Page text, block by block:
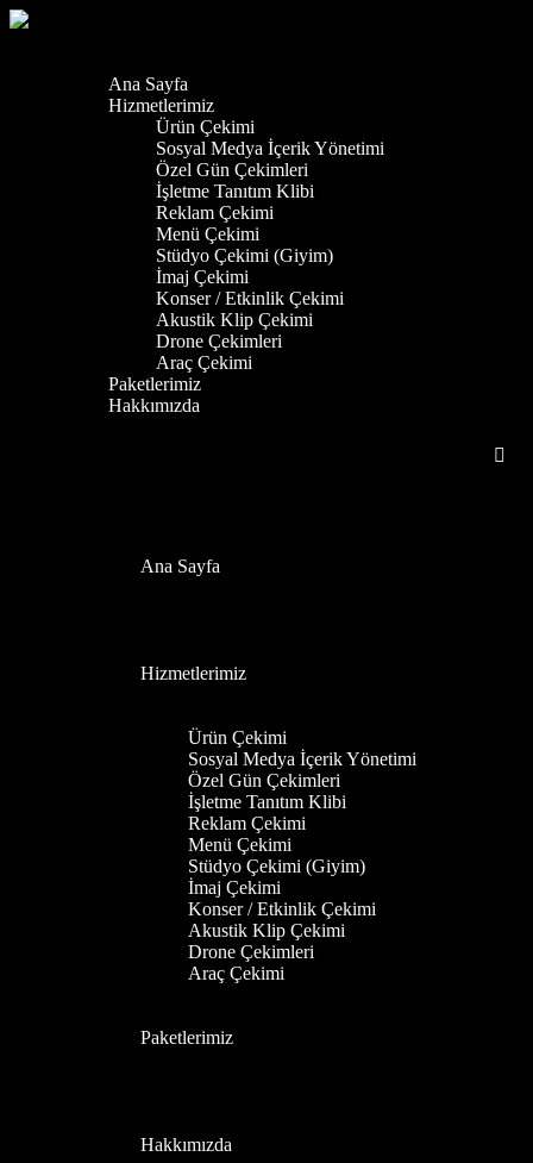
Ana Sayfa
Hizmetlerimiz
Ürün Çekimi
Sosyal Medya İçerik Yönetimi
Özel Gün Çekimleri
İşletme Tanıtım Klibi
Reklam Çekimi
Menü Çekimi
Stüdyo Çekimi (Giyim)
İmaj Çekimi
Konser / Etkinlik Çekimi
Akustik Klip Çekimi
Drone Çekimleri
Araç Çekimi
Paketlerimiz
Hakkımızda
Ana Sayfa
Hizmetlerimiz
Ürün Çekimi
Sosyal Medya İçerik Yönetimi
Özel Gün Çekimleri
İşletme Tanıtım Klibi
Reklam Çekimi
Menü Çekimi
Stüdyo Çekimi (Giyim)
İmaj Çekimi
Konser / Etkinlik Çekimi
Akustik Klip Çekimi
Drone Çekimleri
Araç Çekimi
Paketlerimiz
Hakkımızda